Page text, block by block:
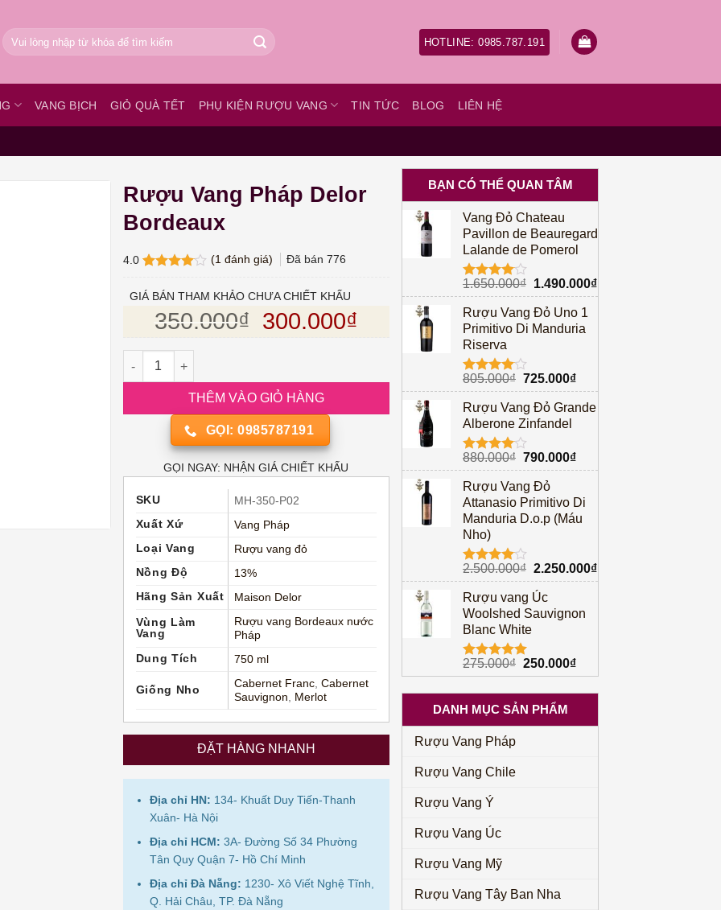
Tìm
kiếm:
HOTLINE: 0985.787.191
VANG BỊCH GIỎ QUÀ TẾT PHỤ KIỆN RƯỢU VANG TIN TỨC BLOG LIÊN HỆ
BẠN CÓ THỂ QUAN TÂM
Vang Đỏ Chateau
Pavillon de Beauregard
Lalande de Pomerol
Được
xếp hạng
4.005
sao
1.650.000₫ Giá
gốc
là:
1.650.000₫.
1.490.000₫Giá
hiện
Rượu Vang Đỏ Uno 1
Primitivo Di Manduria
Riserva
Được
xếp hạng
4.005
sao
805.000₫ Giá
gốc
là:
805.000₫.
725.000₫Giá
hiện
tại
Rượu Vang Đỏ Grande
Alberone Zinfandel
Được
xếp hạng
4.005
sao
880.000₫ Giá
gốc
là:
880.000₫.
790.000₫Giá
hiện
là:
790.000₫.
Rượu Vang Đỏ
Attanasio Primitivo Di
Manduria D.o.p (Máu
Nho)
Được
xếp hạng
4.005
sao
2.500.000₫ Giá
gốc
là:
2.500.000₫.
2.250.000₫Giá
hiện
Rượu vang Úc
Woolshed Sauvignon
Blanc White
Được xếp
hạng5.00
5 sao
275.000₫ Giá
gốc
là:
275.000₫.
250.000₫Giá
hiện
tại
250.000₫.
DANH MỤC SẢN PHẨM
Rượu Vang Pháp
Rượu Vang Chile
Rượu Vang Ý
Rượu Vang Úc
Rượu Vang Mỹ
Rượu Vang Tây Ban Nha
Rượu Vang Pháp Delor
Bordeaux
4.0
5 dựa
giá
(1 đánh giá) Đã bán 776
GIÁ BÁN THAM KHẢO CHƯA CHIẾT KHẤU
350.000₫ Giá gốc là: 350.000₫.
300.000₫ Giá hiện tại là: 300.000₫.
Rượu Vang Pháp Delor Bordeaux số lượng
THÊM VÀO GIỎ HÀNG
GỌI: 0985787191
GỌI NGAY: NHẬN GIÁ CHIẾT KHẤU
SKU
MH-350-P02
Xuất Xứ
Vang Pháp
Loại Vang
Rượu vang đỏ
Nồng Độ
13%
Hãng Sản Xuất
Maison Delor
Vùng Làm
Vang
Rượu vang Bordeaux nước
Pháp
Dung Tích
750 ml
Giống Nho
Cabernet Franc, Cabernet
Sauvignon
Merlot
ĐẶT HÀNG NHANH
Địa chỉ HN: 134- Khuất Duy Tiến-Thanh
Xuân- Hà Nội
Địa chỉ HCM: 3A- Đường Số 34 Phường
Tân Quy Quận 7- Hồ Chí Minh
Địa chỉ Đà Nẵng: 1230- Xô Viết Nghệ Tĩnh,
Q. Hải Châu, TP. Đà Nẵng